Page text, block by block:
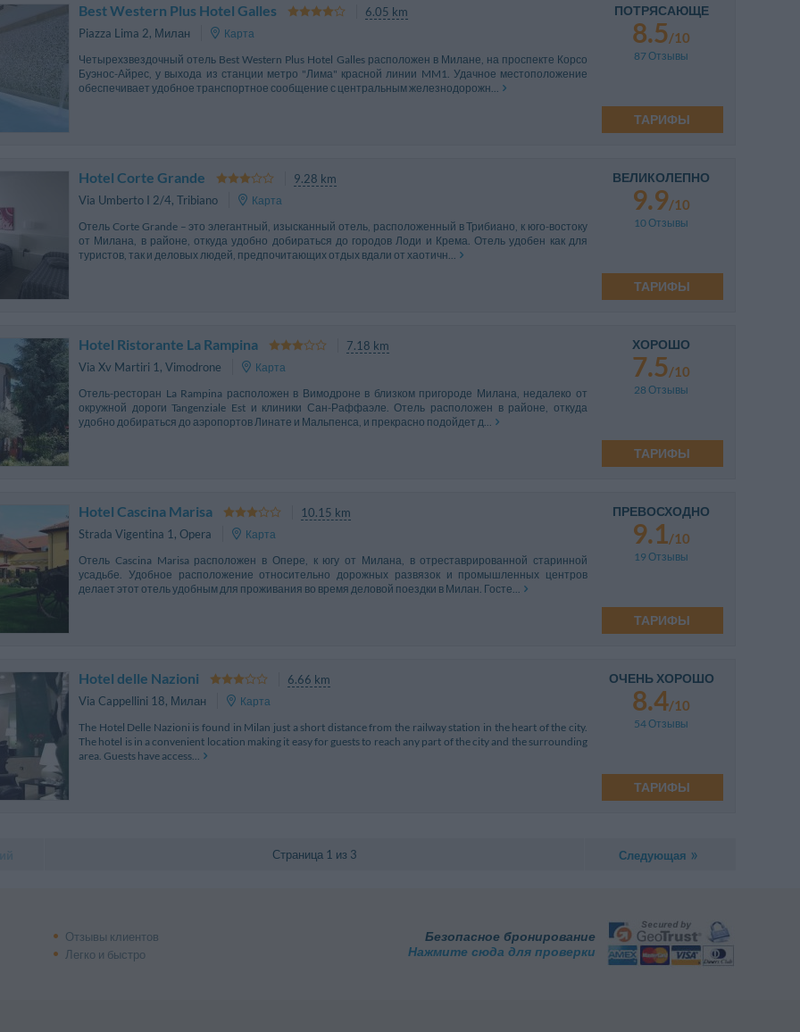
Best Western Plus Hotel Galles
6.05 km
Piazza Lima 2, Милан
Карта
Четырехзвездочный отель Best Western Plus Hotel Galles расположен в Милане, на проспекте Корсо
Буэнос-Айрес, у выхода из станции метро "Лима" красной линии MM1. Удачное местоположение
обеспечивает удобное транспортное сообщение с центральным железнодорожн...
ПОТРЯСАЮЩЕ
8.5/10
87 Отзывы
ТАРИФЫ
Hotel Corte Grande
9.28 km
Via Umberto I 2/4, Tribiano
Карта
Отель Corte Grande – это элегантный, изысканный отель, расположенный в Трибиано, к юго-востоку
от Милана, в районе, откуда удобно добираться до городов Лоди и Крема. Отель удобен как для
туристов, так и деловых людей, предпочитающих отдых вдали от хаотичн...
ВЕЛИКОЛЕПНО
9.9/10
10 Отзывы
ТАРИФЫ
Hotel Ristorante La Rampina
7.18 km
Via Xv Martiri 1, Vimodrone
Карта
Отель-ресторан La Rampina расположен в Вимодроне в близком пригороде Милана, недалеко от
окружной дороги Tangenziale Est и клиники Сан-Раффаэле. Отель расположен в районе, откуда
удобно добираться до аэропортов Линате и Мальпенса, и прекрасно подойдет д...
ХОРОШО
7.5/10
28 Отзывы
ТАРИФЫ
Hotel Cascina Marisa
10.15 km
Strada Vigentina 1, Opera
Карта
Отель Cascina Marisa расположен в Опере, к югу от Милана, в отреставрированной старинной
усадьбе. Удобное расположение относительно дорожных развязок и промышленных центров
делает этот отель удобным для проживания во время деловой поездки в Милан. Госте...
ПРЕВОСХОДНО
9.1/10
19 Отзывы
ТАРИФЫ
Hotel delle Nazioni
6.66 km
Via Cappellini 18, Милан
Карта
The Hotel Delle Nazioni is found in Milan just a short distance from the railway station in the heart of the city.
The hotel is in a convenient location making it easy for guests to reach any part of the city and the surrounding
area. Guests have access...
ОЧЕНЬ ХОРОШО
8.4/10
54 Отзывы
ТАРИФЫ
Страница 1 из 3 Следующая
Отзывы клиентов
Легко и быстро
Безопасное бронирование
Нажмите сюда для проверки